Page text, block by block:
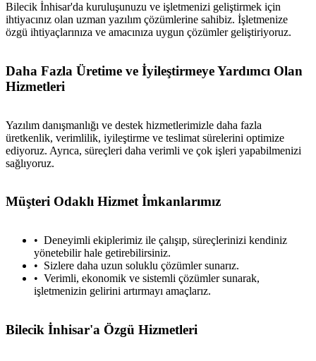
Bilecik İnhisar'da kuruluşunuzu ve işletmenizi geliştirmek için
ihtiyacınız olan uzman yazılım çözümlerine sahibiz. İşletmenize
özgü ihtiyaçlarınıza ve amacınıza uygun çözümler geliştiriyoruz.
Daha Fazla Üretime ve İyileştirmeye Yardımcı Olan
Hizmetleri
Yazılım danışmanlığı ve destek hizmetlerimizle daha fazla
üretkenlik, verimlilik, iyileştirme ve teslimat sürelerini optimize
ediyoruz. Ayrıca, süreçleri daha verimli ve çok işleri yapabilmenizi
sağlıyoruz.
Müşteri Odaklı Hizmet İmkanlarımız
Deneyimli ekiplerimiz ile çalışıp, süreçlerinizi kendiniz
yönetebilir hale getirebilirsiniz.
Sizlere daha uzun soluklu çözümler sunarız.
Verimli, ekonomik ve sistemli çözümler sunarak,
işletmenizin gelirini artırmayı amaçlarız.
Bilecik İnhisar'a Özgü Hizmetleri